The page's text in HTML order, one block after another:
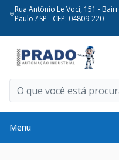
Rua Antônio Le Voci, 151 -
Paulo / SP - CEP: 04809-220
Menu